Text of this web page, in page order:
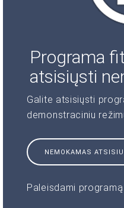
Programa
atsisiųsti
Galite atsisiųsti
demonstraciniu
NEMOKAMAS
Paleisdami